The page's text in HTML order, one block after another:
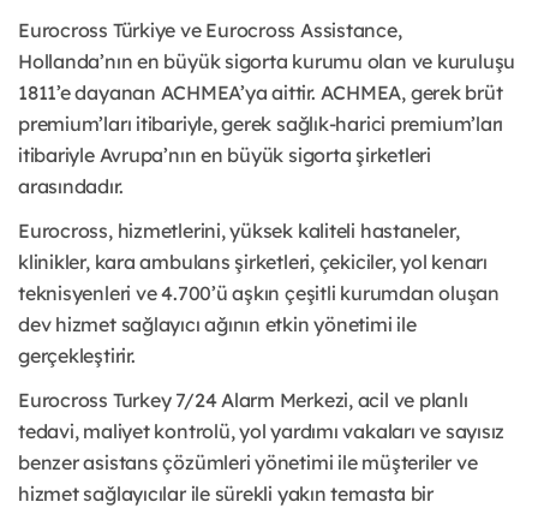
Eurocross Türkiye ve Eurocross Assistance,
Hollanda’nın en büyük sigorta kurumu olan ve kuruluşu
1811’e dayanan ACHMEA’ya aittir. ACHMEA, gerek brüt
premium’ları itibariyle, gerek sağlık-harici premium’ları
itibariyle Avrupa’nın en büyük sigorta şirketleri
arasındadır.
Eurocross, hizmetlerini, yüksek kaliteli hastaneler,
klinikler, kara ambulans şirketleri, çekiciler, yol kenarı
teknisyenleri ve 4.700’ü aşkın çeşitli kurumdan oluşan
dev hizmet sağlayıcı ağının etkin yönetimi ile
gerçekleştirir.
Eurocross Turkey 7/24 Alarm Merkezi, acil ve planlı
tedavi, maliyet kontrolü, yol yardımı vakaları ve sayısız
benzer asistans çözümleri yönetimi ile müşteriler ve
hizmet sağlayıcılar ile sürekli yakın temasta bir